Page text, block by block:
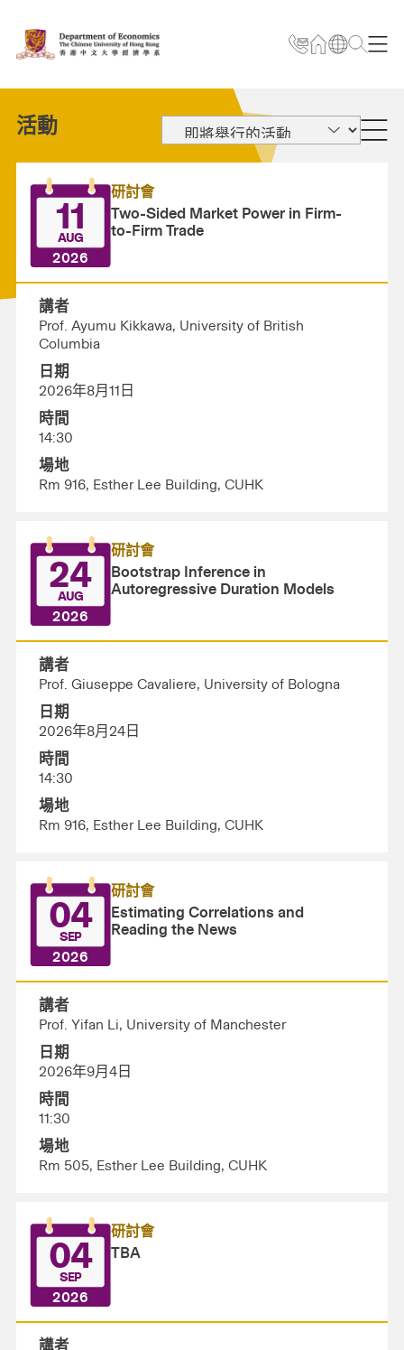
活動
11
AUG
2026
研討會
Two-Sided Market Power in Firm-
to-Firm Trade
講者
Prof. Ayumu Kikkawa, University of British
Columbia
日期
2026年8月11日
時間
14:30
場地
Rm 916, Esther Lee Building, CUHK
24
AUG
2026
研討會
Bootstrap Inference in
Autoregressive Duration Models
講者
Prof. Giuseppe Cavaliere, University of Bologna
日期
2026年8月24日
時間
14:30
場地
Rm 916, Esther Lee Building, CUHK
04
SEP
2026
研討會
Estimating Correlations and
Reading the News
講者
Prof. Yifan Li, University of Manchester
日期
2026年9月4日
時間
11:30
場地
Rm 505, Esther Lee Building, CUHK
04
SEP
2026
研討會
TBA
講者